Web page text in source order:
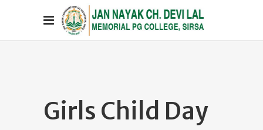
Girls Child Day